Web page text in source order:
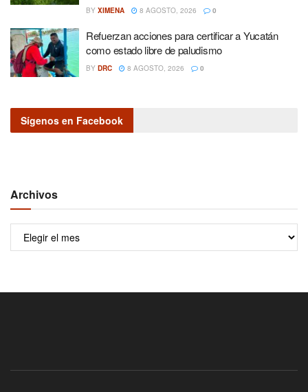
BY XIMENA 8 AGOSTO, 2026 0
Refuerzan acciones para certificar a Yucatán
como estado libre de paludismo
BY DRC 8 AGOSTO, 2026 0
Sígenos en Facebook
Archivos
Archivos